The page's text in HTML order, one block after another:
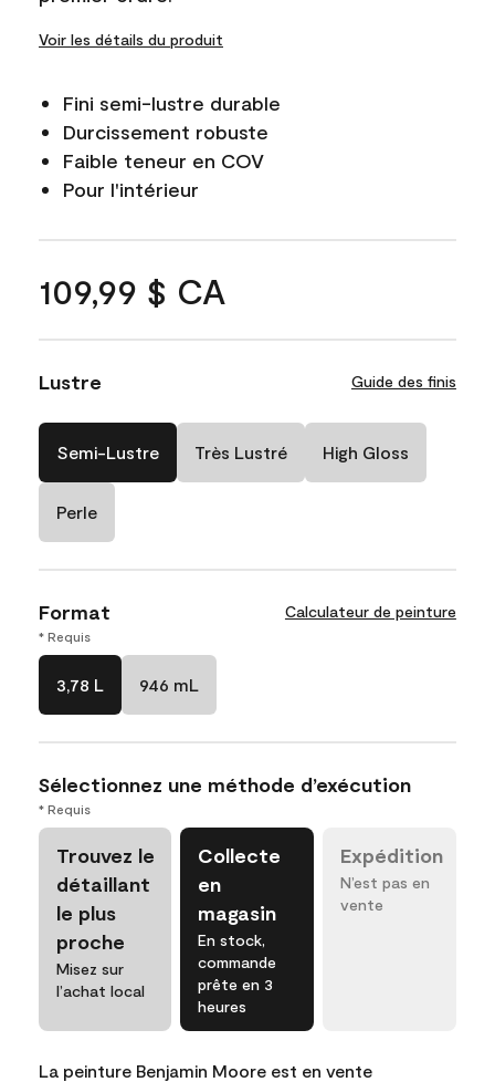
Voir les détails du produit
Fini semi-lustre durable
Durcissement robuste
Faible teneur en COV
Pour l'intérieur
109,99 $ CA
Lustre Guide des finis
Semi-Lustre Très Lustré High Gloss
Perle
Format Calculateur de peinture
* Requis
3,78 L 946 mL
Sélectionnez une méthode d’exécution
* Requis
Trouvez le
détaillant
le plus
proche
Misez sur
l’achat local
Collecte
en
magasin
En stock,
commande
prête en 3
heures
Expédition
N’est pas en
vente
La peinture Benjamin Moore est en vente